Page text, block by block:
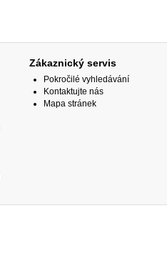
Zákaznický servis
Pokročilé vyhledávání
Kontaktujte nás
Mapa stránek